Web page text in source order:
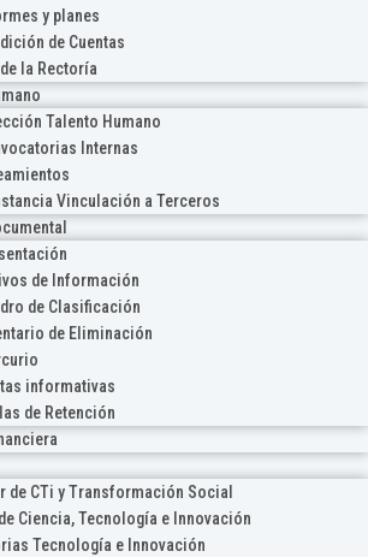
y planes
de Cuentas
la Rectoría
Talento Humano
Internas
Vinculación a Terceros
de Información
de Clasificación
de Eliminación
informativas
de Retención
de CTi y Transformación Social
Ciencia, Tecnología e Innovación
Tecnología e Innovación